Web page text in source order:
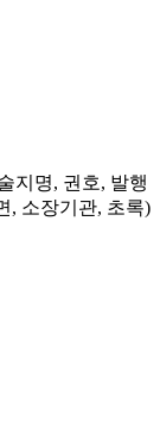
지명, 권호, 발행
, 소장기관, 초록)